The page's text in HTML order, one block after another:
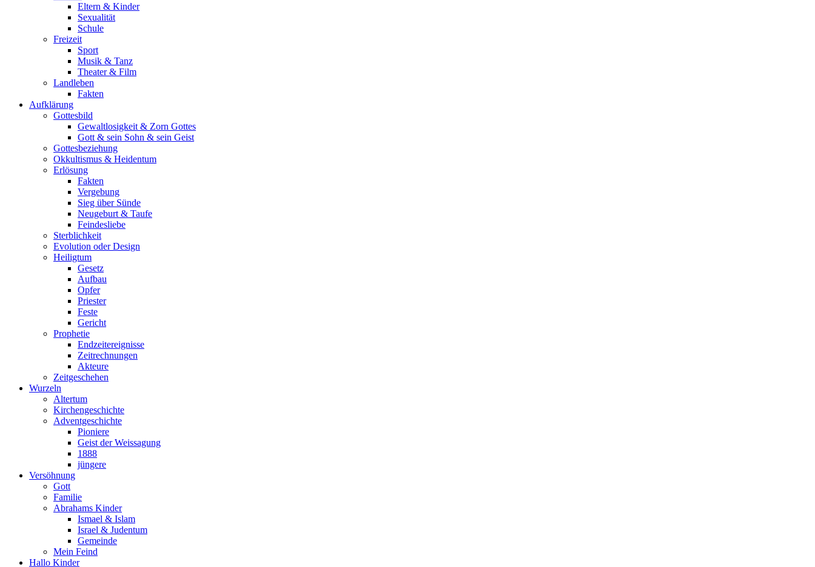
Eltern & Kinder
Sexualität
Schule
Freizeit
Sport
Musik & Tanz
Theater & Film
Landleben
Fakten
Aufklärung
Gottesbild
Gewaltlosigkeit & Zorn Gottes
Gott & sein Sohn & sein Geist
Gottesbeziehung
Okkultismus & Heidentum
Erlösung
Fakten
Vergebung
Sieg über Sünde
Neugeburt & Taufe
Feindesliebe
Sterblichkeit
Evolution oder Design
Heiligtum
Gesetz
Aufbau
Opfer
Priester
Feste
Gericht
Prophetie
Endzeitereignisse
Zeitrechnungen
Akteure
Zeitgeschehen
Wurzeln
Altertum
Kirchengeschichte
Adventgeschichte
Pioniere
Geist der Weissagung
1888
jüngere
Versöhnung
Gott
Familie
Abrahams Kinder
Ismael & Islam
Israel & Judentum
Gemeinde
Mein Feind
Hallo Kinder